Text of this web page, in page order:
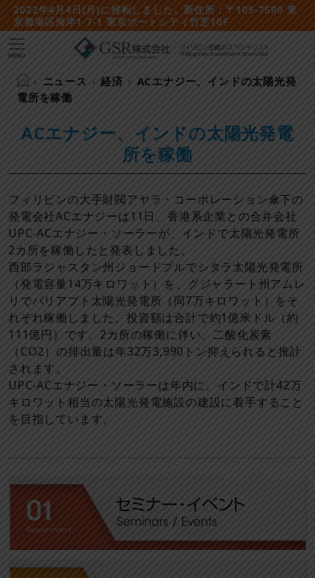
2022年4月4日(月)に移転しました。新住所：〒105-7590 東
京都港区海岸1-7-1 東京ポートシティ竹芝10F
MENU
ニュース 経済
ACエナジー、インドの太陽光発
電所を稼働
ACエナジー、インドの太陽光発電
所を稼働
フィリピンの大手財閥アヤラ・コーポレーション傘下の
発電会社ACエナジーは11日、香港系企業との合弁会社
UPC-ACエナジー・ソーラーが、インドで太陽光発電所
2カ所を稼働したと発表しました。
西部ラジャスタン州ジョードプルでシタラ太陽光発電所
（発電容量14万キロワット）を、グジャラート州アムレ
リでパリアプト太陽光発電所（同7万キロワット）をそ
れぞれ稼働しました。投資額は合計で約1億米ドル（約
111億円）です。2カ所の稼働に伴い、二酸化炭素
（CO2）の排出量は年32万3,990トン抑えられると推計
されます。
UPC-ACエナジー・ソーラーは年内に、インドで計42万
キロワット相当の太陽光発電施設の建設に着手すること
を目指しています。